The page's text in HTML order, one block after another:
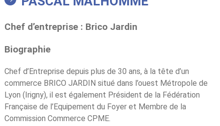
Chef d’entreprise : Brico Jardin
Biographie
Chef d’Entreprise depuis plus de 30 ans, à la tête d’un
commerce BRICO JARDIN situé dans l’ouest Métropole de
Lyon (Irigny), il est également Président de la Fédération
Française de l’Equipement du Foyer et Membre de la
Commission Commerce CPME.